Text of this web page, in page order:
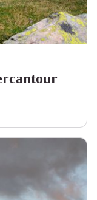
Turpaud - PNM